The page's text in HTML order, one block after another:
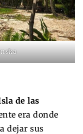
de las
era donde
dejar sus